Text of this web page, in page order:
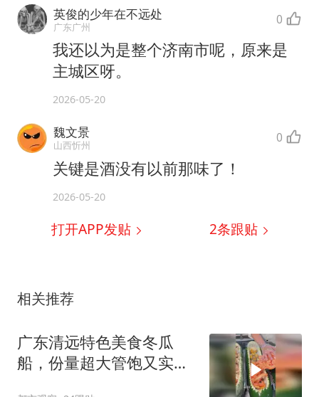
英俊的少年在不远处
广东广州 0
我还以为是整个济南市呢，原来是
主城区呀。
2026-05-20
魏文景
山西忻州 0
关键是酒没有以前那味了！
2026-05-20
打开APP发贴 2条跟贴
相关推荐
广东清远特色美食冬瓜
船，份量超大管饱又实